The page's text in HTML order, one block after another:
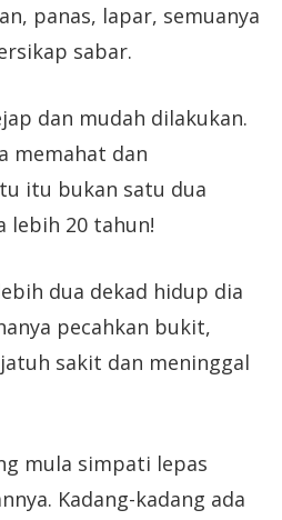
panas, lapar, semuanya
sabar.
dan mudah dilakukan.
memahat dan
itu bukan satu dua
lebih 20 tahun!
dua dekad hidup dia
pecahkan bukit,
sakit dan meninggal
mula simpati lepas
Kadang-kadang ada